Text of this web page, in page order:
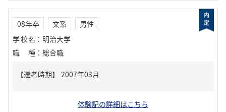
08年卒 文系
男性
学校名 ： 明治大学
職種 ： 総合職
体験記の詳細はこちら